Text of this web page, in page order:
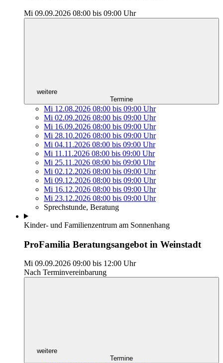
Mi 09.09.2026 08:00 bis 09:00 Uhr
weitere
Termine
Mi 12.08.2026 08:00 bis 09:00 Uhr
Mi 02.09.2026 08:00 bis 09:00 Uhr
Mi 16.09.2026 08:00 bis 09:00 Uhr
Mi 28.10.2026 08:00 bis 09:00 Uhr
Mi 04.11.2026 08:00 bis 09:00 Uhr
Mi 11.11.2026 08:00 bis 09:00 Uhr
Mi 25.11.2026 08:00 bis 09:00 Uhr
Mi 02.12.2026 08:00 bis 09:00 Uhr
Mi 09.12.2026 08:00 bis 09:00 Uhr
Mi 16.12.2026 08:00 bis 09:00 Uhr
Mi 23.12.2026 08:00 bis 09:00 Uhr
Sprechstunde, Beratung
Kinder- und Familienzentrum am Sonnenhang
ProFamilia Beratungsangebot in Weinstadt
Mi 09.09.2026 09:00 bis 12:00 Uhr
Nach Terminvereinbarung
weitere
Termine